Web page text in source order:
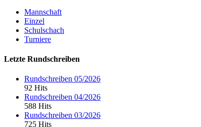
Mannschaft
Einzel
Schulschach
Turniere
Letzte Rundschreiben
Rundschreiben 05/2026
92 Hits
Rundschreiben 04/2026
588 Hits
Rundschreiben 03/2026
725 Hits